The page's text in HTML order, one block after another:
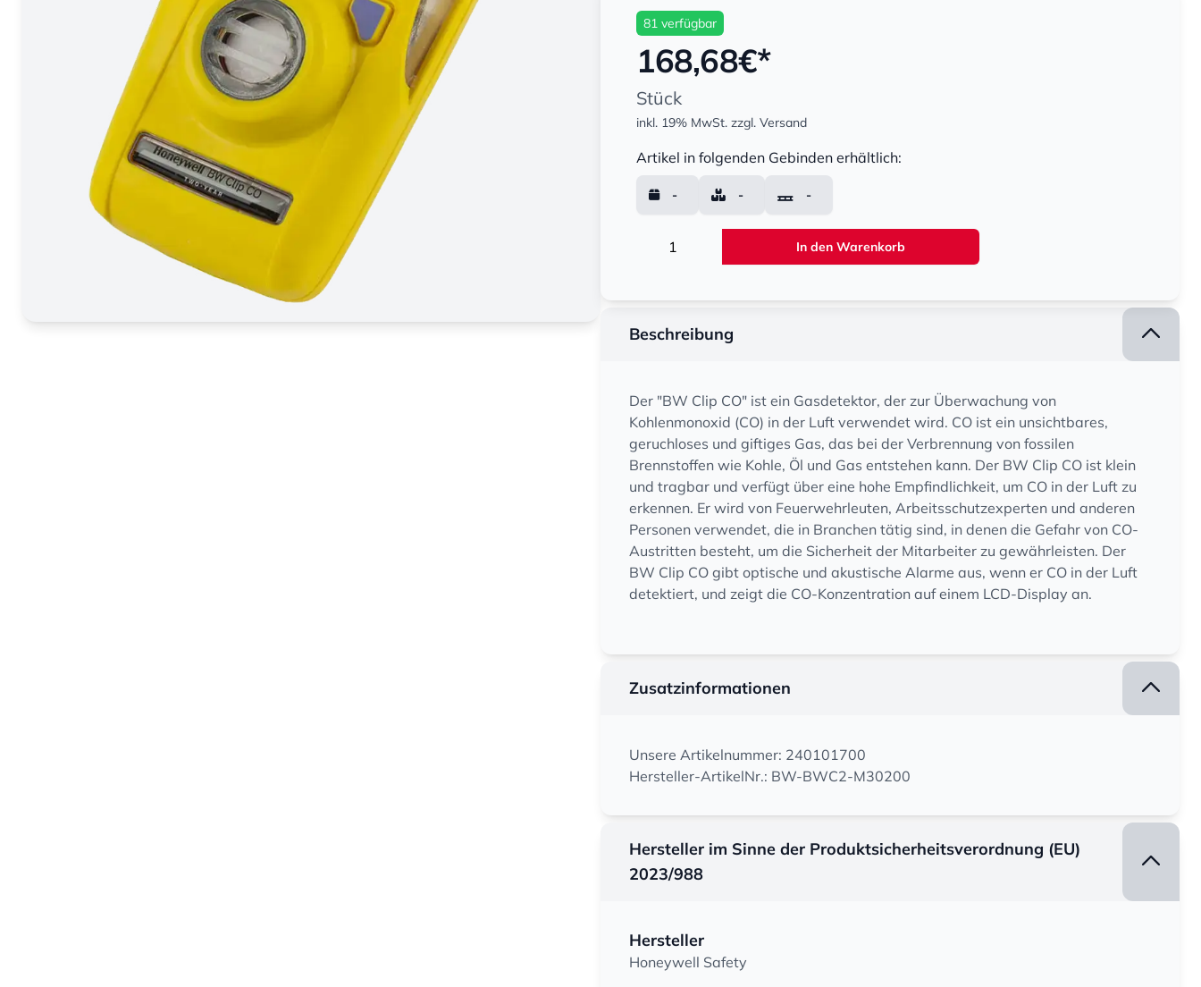
81 verfügbar
168,68€*
Stück
inkl. 19% MwSt. zzgl. Versand
Artikel in folgenden Gebinden erhältlich:
- - -
In den Warenkorb
Beschreibung
Der "BW Clip CO" ist ein Gasdetektor, der zur Überwachung von
Kohlenmonoxid (CO) in der Luft verwendet wird. CO ist ein unsichtbares,
geruchloses und giftiges Gas, das bei der Verbrennung von fossilen
Brennstoffen wie Kohle, Öl und Gas entstehen kann. Der BW Clip CO ist klein
und tragbar und verfügt über eine hohe Empfindlichkeit, um CO in der Luft zu
erkennen. Er wird von Feuerwehrleuten, Arbeitsschutzexperten und anderen
Personen verwendet, die in Branchen tätig sind, in denen die Gefahr von CO-
Austritten besteht, um die Sicherheit der Mitarbeiter zu gewährleisten. Der
BW Clip CO gibt optische und akustische Alarme aus, wenn er CO in der Luft
detektiert, und zeigt die CO-Konzentration auf einem LCD-Display an.
Zusatzinformationen
Unsere Artikelnummer: 240101700
Hersteller-ArtikelNr.: BW-BWC2-M30200
Hersteller im Sinne der Produktsicherheitsverordnung (EU)
2023/988
Hersteller
Honeywell Safety